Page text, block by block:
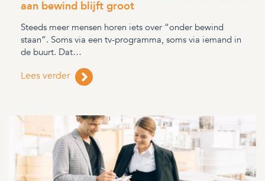
aan bewind blijft groot
Steeds meer mensen horen iets over “onder bewind
staan”. Soms via een tv-programma, soms via iemand in
de buurt. Dat…
Lees verder